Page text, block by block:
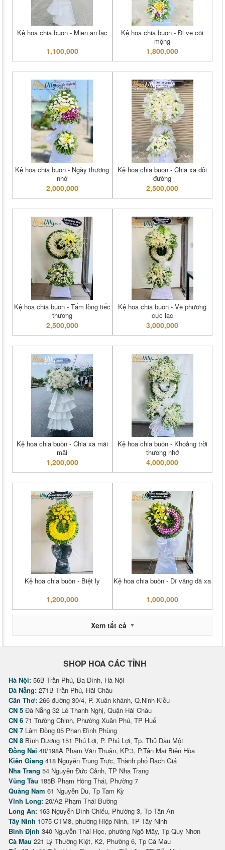
Kệ hoa chia buồn - Miền an lạc
1,100,000
Kệ hoa chia buồn - Đi về cõi
mộng
1,800,000
Kệ hoa chia buồn - Ngày thương
nhớ
2,000,000
Kệ hoa chia buồn - Chia xa đôi
đường
2,500,000
Kệ hoa chia buồn - Tấm lòng tiếc
thương
2,500,000
Kệ hoa chia buồn - Về phương
cực lạc
3,000,000
Kệ hoa chia buồn - Chia xa mãi
mãi
1,200,000
Kệ hoa chia buồn - Khoảng trời
thương nhớ
4,000,000
Kệ hoa chia buồn - Biệt ly
1,200,000
Kệ hoa chia buồn - Dĩ vãng đã xa
1,000,000
Xem tất cả
SHOP HOA CÁC TỈNH
Hà Nội: 56B Trần Phú, Ba Đình, Hà Nội
Đà Nẵng: 271B Trần Phú, Hải Châu
Cần Thơ: 266 đường 30/4, P. Xuân khánh, Q.Ninh Kiều
CN 5 Đà Nẵng 32 Lê Thanh Nghị, Quận Hải Châu
CN 6 71 Trường Chinh, Phường Xuân Phú, TP Huế
CN 7 Lâm Đồng 05 Phan Đình Phùng
CN 8 Bình Dương 151 Phú Lợi, P. Phú Lợi, Tp. Thủ Dầu Một
Đồng Nai 40/198A Phạm Văn Thuận, KP.3, P.Tân Mai Biên Hòa
Kiên Giang 418 Nguyễn Trung Trực, Thành phố Rạch Giá
Nha Trang 54 Nguyễn Đức Cảnh, TP Nha Trang
Vũng Tàu 185B Phạm Hồng Thái, Phường 7
Quảng Nam 61 Nguyễn Du, Tp Tam Kỳ
Vĩnh Long: 20/A2 Phạm Thái Bường
Long An: 163 Nguyễn Đình Chiểu, Phường 3, Tp Tân An
Tây Ninh 1075 CTM8, phường Hiệp Ninh, TP Tây Ninh
Bình Định 340 Nguyễn Thái Học, phường Ngô Mây, Tp Quy Nhơn
Cà Mau 221 Lý Thường Kiệt, K2, Phường 6, Tp Cà Mau